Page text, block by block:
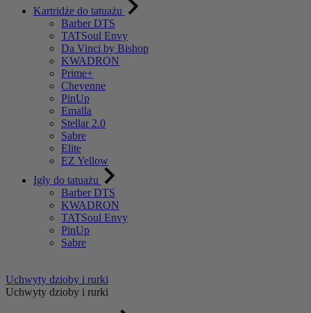
Kartridże do tatuażu
Barber DTS
TATSoul Envy
Da Vinci by Bishop
KWADRON
Prime+
Cheyenne
PinUp
Emalla
Stellar 2.0
Sabre
Elite
EZ Yellow
Igły do tatuażu
Barber DTS
KWADRON
TATSoul Envy
PinUp
Sabre
Uchwyty dzioby i rurki
Uchwyty dzioby i rurki